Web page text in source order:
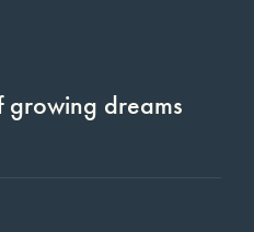
growing dreams